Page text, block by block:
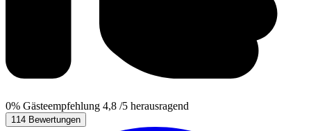
0% Gästeempfehlung 4,8 /5 herausragend
114 Bewertungen